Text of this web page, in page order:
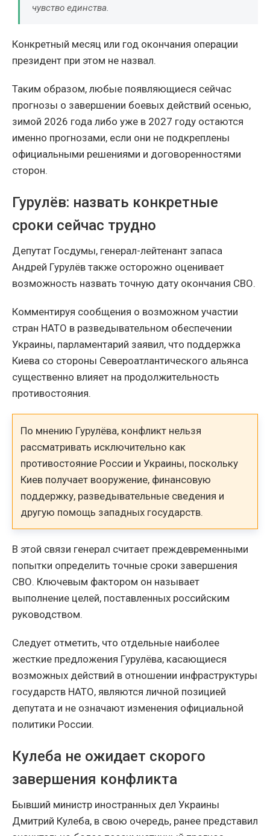
чувство единства.
Конкретный месяц или год окончания операции
президент при этом не назвал.
Таким образом, любые появляющиеся сейчас
прогнозы о завершении боевых действий осенью,
зимой 2026 года либо уже в 2027 году остаются
именно прогнозами, если они не подкреплены
официальными решениями и договоренностями
сторон.
Гурулёв: назвать конкретные
сроки сейчас трудно
Депутат Госдумы, генерал-лейтенант запаса
Андрей Гурулёв также осторожно оценивает
возможность назвать точную дату окончания СВО.
Комментируя сообщения о возможном участии
стран НАТО в разведывательном обеспечении
Украины, парламентарий заявил, что поддержка
Киева со стороны Североатлантического альянса
существенно влияет на продолжительность
противостояния.
По мнению Гурулёва, конфликт нельзя
рассматривать исключительно как
противостояние России и Украины, поскольку
Киев получает вооружение, финансовую
поддержку, разведывательные сведения и
другую помощь западных государств.
В этой связи генерал считает преждевременными
попытки определить точные сроки завершения
СВО. Ключевым фактором он называет
выполнение целей, поставленных российским
руководством.
Следует отметить, что отдельные наиболее
жесткие предложения Гурулёва, касающиеся
возможных действий в отношении инфраструктуры
государств НАТО, являются личной позицией
депутата и не означают изменения официальной
политики России.
Кулеба не ожидает скорого
завершения конфликта
Бывший министр иностранных дел Украины
Дмитрий Кулеба, в свою очередь, ранее представил